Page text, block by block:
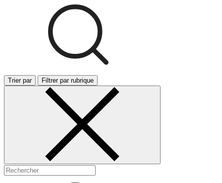
Trier par Filtrer par rubrique